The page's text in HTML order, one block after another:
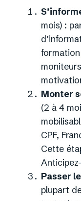
mois) :
formation
Monter
(2 à 4
CPF,
Cette
Passer
plupart